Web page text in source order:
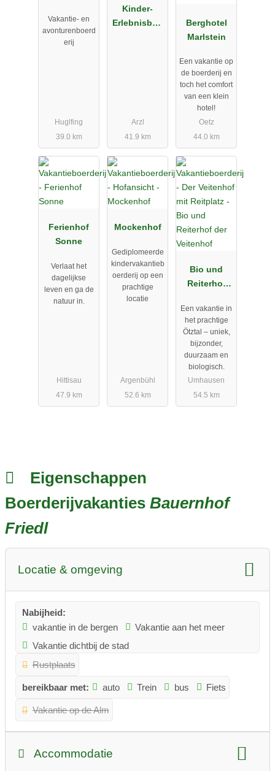
Vakantie- en
avonturenboerd
erij
Huglfing
39.0 km
Kinder-
Erlebnisbau
Arzl
41.9 km
Berghotel
Marlstein
Een vakantie op
de boerderij en
toch het comfort
van een klein
hotel!
Oetz
44.0 km
Ferienhof
Sonne
Verlaat het
dagelijkse
leven en ga de
natuur in.
Hittisau
47.9 km
Mockenhof
Gediplomeerde
kindervakantieb
oerderij op een
prachtige
locatie
Argenbühl
52.6 km
Bio und
Reiterhof
Veitenhof
Een vakantie in
het prachtige
Ötztal – uniek,
bijzonder,
duurzaam en
biologisch.
Umhausen
54.5 km
Eigenschappen
Boerderijvakanties Bauernhof
Friedl
Locatie & omgeving
Nabijheid:
vakantie in de bergen
Vakantie aan het meer
Vakantie dichtbij de stad
Rustplaats
bereikbaar met: auto Trein bus Fiets
Vakantie op de Alm
Accommodatie